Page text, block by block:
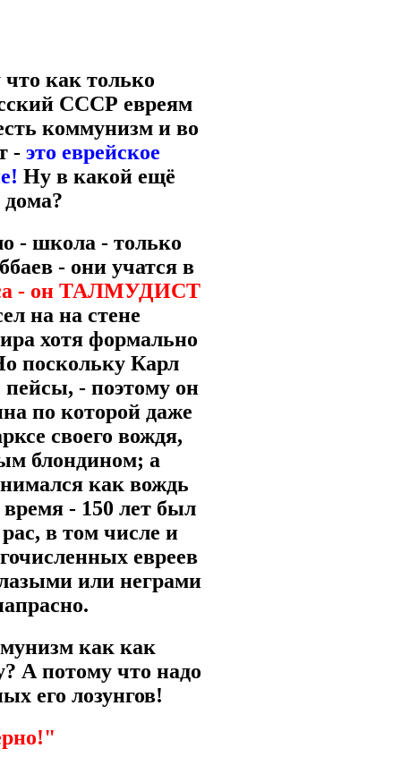
как только
СССР евреям
коммунизм и во
- это еврейское
Ну в какой ещё
- школа - только
- они учатся в
- он ТАЛМУДИСТ
на на стене
хотя формально
поскольку Карл
- поэтому он
по которой даже
своего вождя,
блондином; а
как вождь
- 150 лет был
в том числе и
евреев
или неграми
как как
А потому что надо
его лозунгов!